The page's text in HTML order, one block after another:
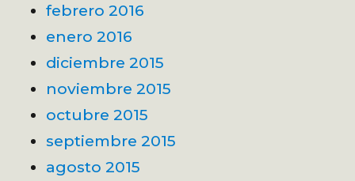
febrero 2016
enero 2016
diciembre 2015
noviembre 2015
octubre 2015
septiembre 2015
agosto 2015